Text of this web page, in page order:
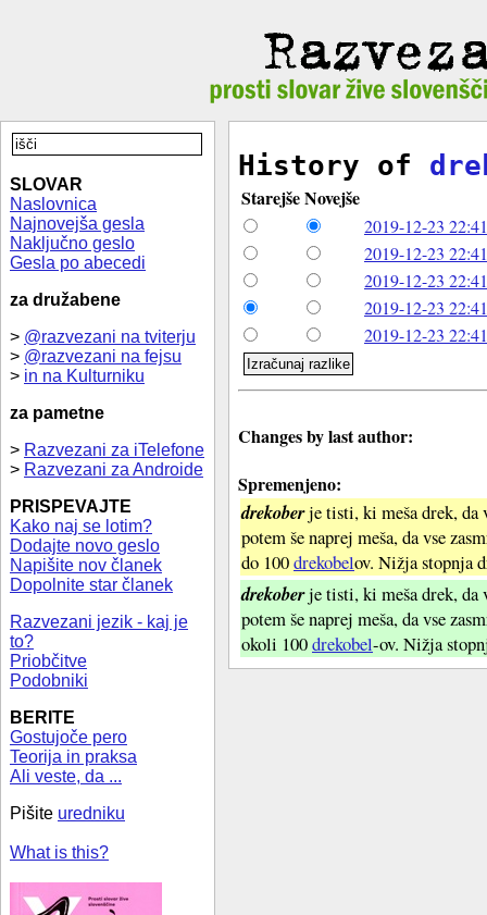
SLOVAR
Naslovnica
Najnovejša gesla
Naključno geslo
Gesla po abecedi
za družabene
> @razvezani na tviterju
> @razvezani na fejsu
> in na Kulturniku
za pametne
> Razvezani za iTelefone
> Razvezani za Androide
PRISPEVAJTE
Kako naj se lotim?
Dodajte novo geslo
Napišite nov članek
Dopolnite star članek
Razvezani jezik - kaj je
to?
Priobčitve
Podobniki
BERITE
Gostujoče pero
Teorija in praksa
Ali veste, da ...
Pišite uredniku
What is this?
History of
StarejšeNovejše
2019-12-23
2019-12-23
2019-12-23
2019-12-23
2019-12-23
Changes by last author:
Spremenjeno:
drekoberje tisti, ki meša drek, da
potem še naprej meša, da vse
do 100drekobelov. Nižja stopnja
drekoberje tisti, ki meša drek, da
potem še naprej meša, da vse
okoli 100drekobel-ov. Nižja